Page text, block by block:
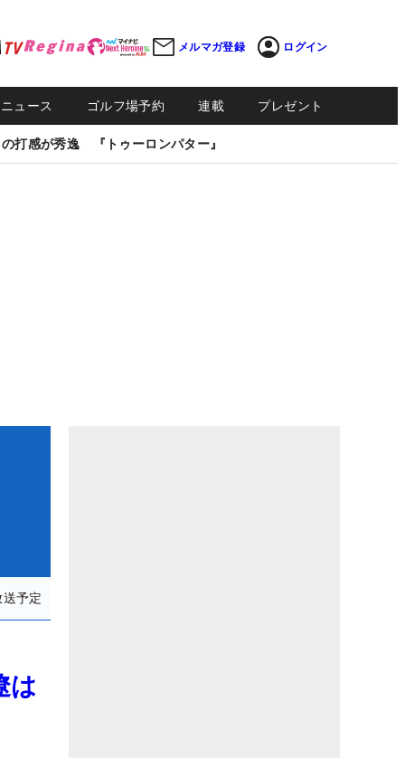
メルマガ登録 ログイン
ュース ゴルフ場予約 連載 プレゼント
打感が秀逸 『トゥーロンパター』
予定
は